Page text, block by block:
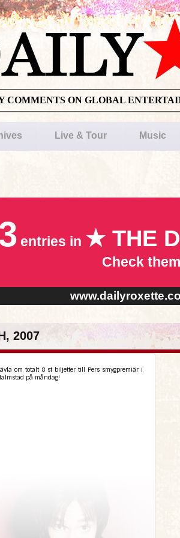
COMMENTS ON GLOBAL
Live & Tour Music
entries in ★ THE
Check
2007
om totalt 8 st biljetter till Pers smygpremiär i
på måndag!